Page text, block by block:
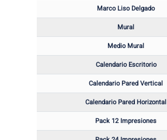
Marco Liso Delgado
Mural
Medio Mural
Calendario Escritorio
Calendario Pared Vertical
Calendario Pared Horizontal
Pack 12 Impresiones